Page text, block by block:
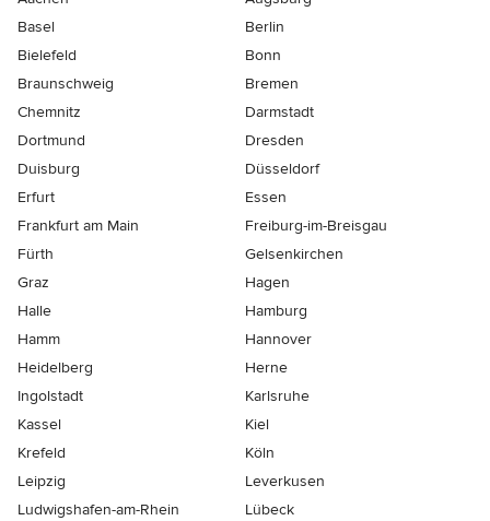
Basel
Berlin
Bielefeld
Bonn
Braunschweig
Bremen
Chemnitz
Darmstadt
Dortmund
Dresden
Duisburg
Düsseldorf
Erfurt
Essen
Frankfurt am Main
Freiburg-im-Breisgau
Fürth
Gelsenkirchen
Graz
Hagen
Halle
Hamburg
Hamm
Hannover
Heidelberg
Herne
Ingolstadt
Karlsruhe
Kassel
Kiel
Krefeld
Köln
Leipzig
Leverkusen
Ludwigshafen-am-Rhein
Lübeck